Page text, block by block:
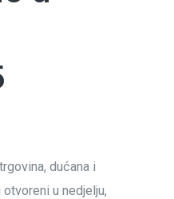
dućana i
u nedjelju,